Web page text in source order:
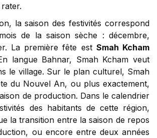
la saison des festivités correspond
de la saison sèche : décembre,
La première fête est Smah Kcham
langue Bahnar, Smah Kcham veut
le village. Sur le plan culturel, Smah
du Nouvel An, ou plus exactement,
de production. Dans le calendrier
des habitants de cette région,
la transition entre la saison de repos
ou encore entre deux années